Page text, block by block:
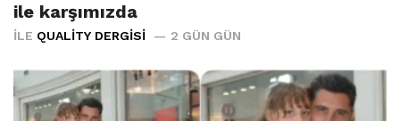
ile karşımızda
İLE QUALITY DERGISI 2 GÜN GÜN